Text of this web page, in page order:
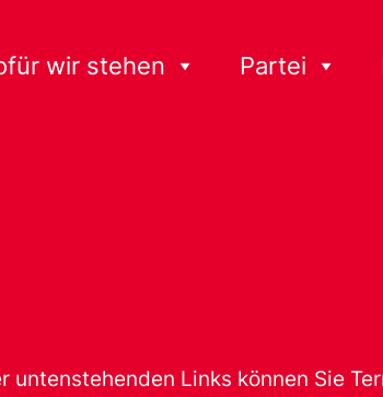
wir stehen Partei
Links können Sie